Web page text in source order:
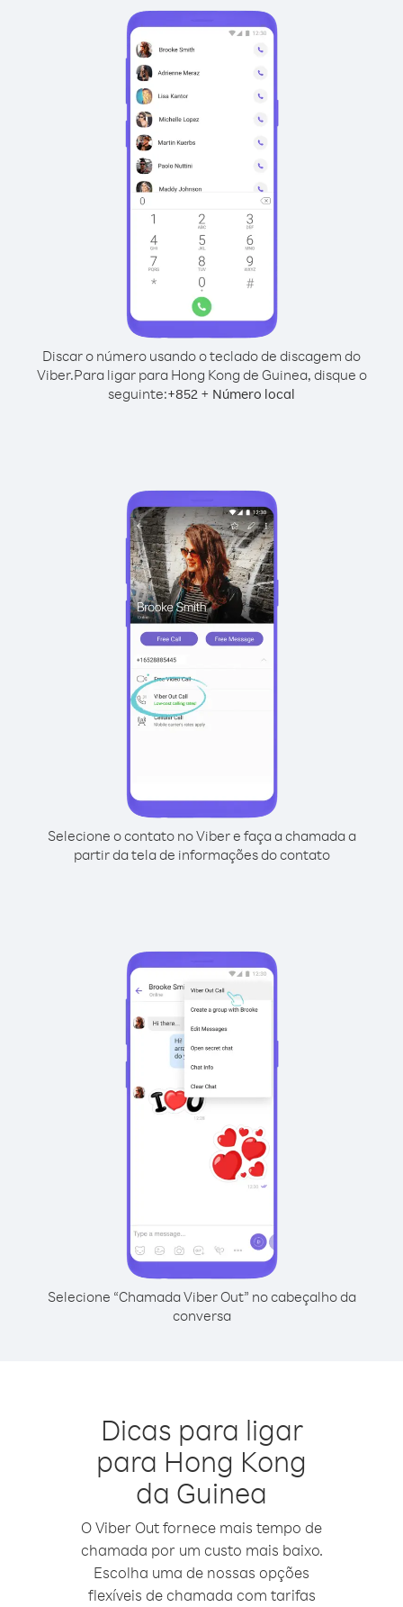
Discar o número usando o teclado de discagem do
Viber.Para ligar para Hong Kong de Guinea, disque o
seguinte:+852 + Número local
Selecione o contato no Viber e faça a chamada a
partir da tela de informações do contato
Selecione “Chamada Viber Out” no cabeçalho da
conversa
Dicas para ligar
para Hong Kong
da Guinea
O Viber Out fornece mais tempo de
chamada por um custo mais baixo.
Escolha uma de nossas opções
flexíveis de chamada com tarifas